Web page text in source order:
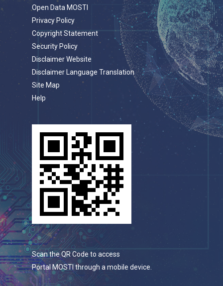
Open Data MOSTI
Privacy Policy
Copyright Statement
Security Policy
Disclaimer Website
Disclaimer Language Translation
Site Map
Help
Scan the QR Code to access
Portal MOSTI through a mobile device.